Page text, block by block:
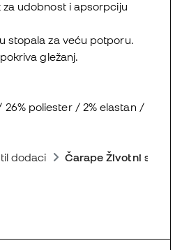
udobnost i apsorpciju
stopala za veću potporu.
gležanj.
26% poliester / 2% elastan /
dodaci Čarape Životni stil